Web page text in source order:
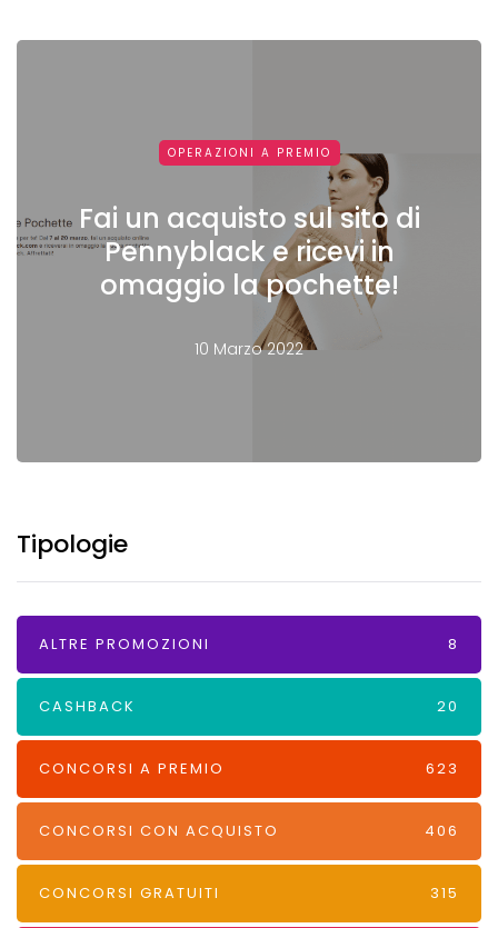
OPERAZIONI A PREMIO
Fai un acquisto sul sito di
Pennyblack e ricevi in
omaggio la pochette!
10 Marzo 2022
Tipologie
ALTRE PROMOZIONI 8
CASHBACK 20
CONCORSI A PREMIO 623
CONCORSI CON ACQUISTO 406
CONCORSI GRATUITI 315